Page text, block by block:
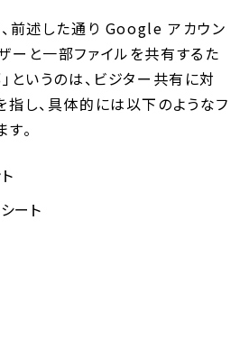
、前述した通り Google アカウン
ーと一部ファイルを共有するた
というのは、ビジター共有に対
指し、具体的には以下のようなフ
。
ート